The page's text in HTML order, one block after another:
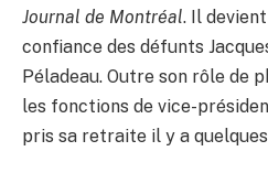
Journal de Montréal. Il
confiance des défunts
Péladeau. Outre son rôle de
les fonctions de vice-
pris sa retraite il y a